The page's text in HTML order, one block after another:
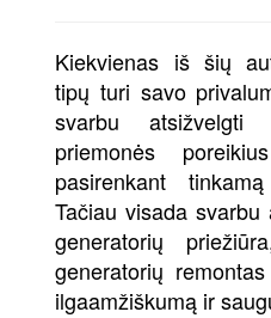
Kiekvienas iš šių
tipų turi savo
svarbu
priemonės
pasirenkant
Tačiau visada
generatorių
generatorių
ilgaamžiškumą ir